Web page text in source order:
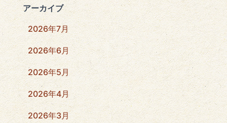
アーカイブ
2026年7月
2026年6月
2026年5月
2026年4月
2026年3月